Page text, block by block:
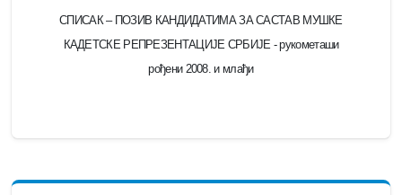
СПИСАК – ПОЗИВ КАНДИДАТИМА ЗА САСТАВ МУШКЕ
КАДЕТСКЕ РЕПРЕЗЕНТАЦИЈЕ СРБИЈЕ - рукометаши
рођени 2008. и млађи